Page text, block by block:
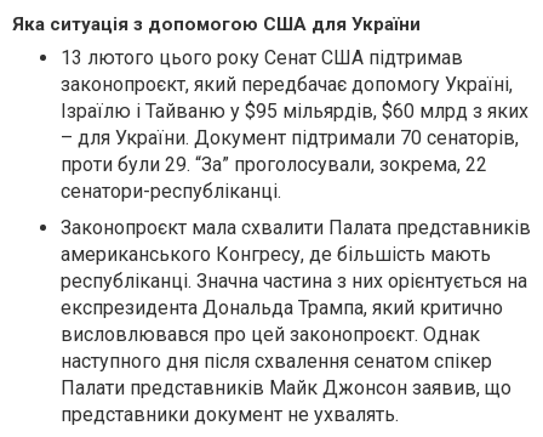
Яка ситуація з допомогою США для України
13 лютого цього року Сенат США підтримав
законопроєкт, який передбачає допомогу Україні,
Ізраїлю і Тайваню у $95 мільярдів, $60 млрд з яких
– для України. Документ підтримали 70 сенаторів,
проти були 29. “За” проголосували, зокрема, 22
сенатори-республіканці.
Законопроєкт мала схвалити Палата представників
американського Конгресу, де більшість мають
республіканці. Значна частина з них орієнтується на
експрезидента Дональда Трампа, який критично
висловлювався про цей законопроєкт. Однак
наступного дня після схвалення сенатом спікер
Палати представників Майк Джонсон заявив, що
представники документ не ухвалять.